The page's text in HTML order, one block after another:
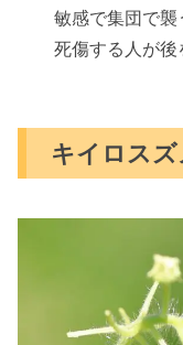
敏感で集団で
死傷する人が後
キイロス